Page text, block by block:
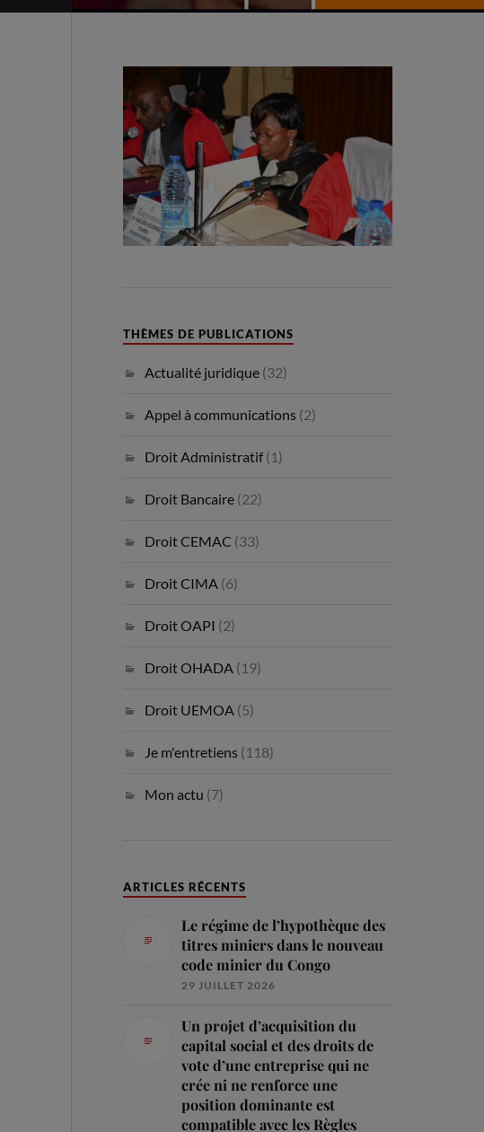
THÈMES DE PUBLICATIONS
Actualité juridique (32)
Appel à communications (2)
Droit Administratif(1)
Droit Bancaire (22)
Droit CEMAC (33)
Droit CIMA (6)
Droit OAPI (2)
Droit OHADA (19)
Droit UEMOA (5)
Je m'entretiens (118)
Mon actu (7)
ARTICLES RÉCENTS
Le régime de l’hypothèque des
titres miniers dans le nouveau
code minier du Congo
29 JUILLET 2026
Un projet d’acquisition du
capital social et des droits de
vote d’une entreprise qui ne
crée ni ne renforce une
position dominante est
compatible avec les Règles